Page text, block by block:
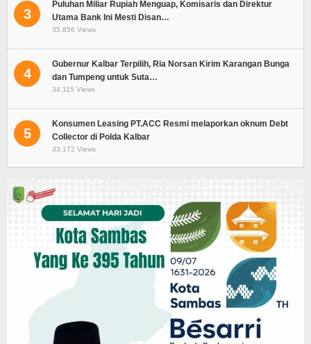
3
Puluhan Miliar Rupiah Menguap, Komisaris dan Direktur
Utama Bank Ini Mesti Disan…
35,856 Views
4
Gubernur Kalbar Terpilih, Ria Norsan Kirim Karangan Bunga
dan Tumpeng untuk Suta…
34,115 Views
5
Konsumen Leasing PT.ACC Resmi melaporkan oknum Debt
Collector di Polda Kalbar
33,172 Views